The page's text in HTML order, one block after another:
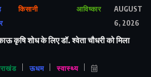
किसानी
आविष्कार
AUGUST
6, 2026
कृषि शोध के लिए डॉ. श्वेता चौधरी को मिला
ऊधम
स्वास्थ्य